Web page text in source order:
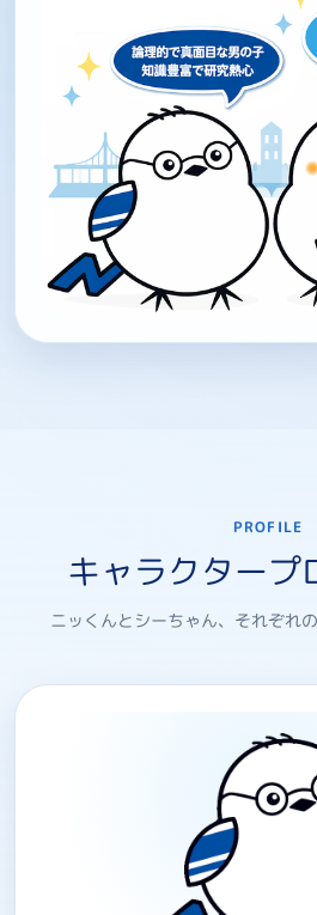
PROFILE
キャラクタープ
ニッくんとシーちゃん、それぞれ